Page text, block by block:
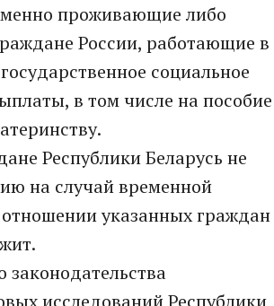
проживающие либо
России, работающие в
социальное
в том числе на пособие
Республики Беларусь не
на случай временной
указанных граждан
законодательства
исследований Республики